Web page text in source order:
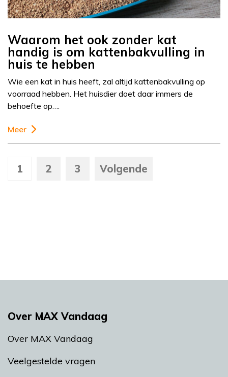
Waarom het ook zonder kat
handig is om kattenbakvulling in
huis te hebben
Wie een kat in huis heeft, zal altijd kattenbakvulling op
voorraad hebben. Het huisdier doet daar immers de
behoefte op….
Meer
1 2 3 Volgende
Over MAX Vandaag
Over MAX Vandaag
Veelgestelde vragen